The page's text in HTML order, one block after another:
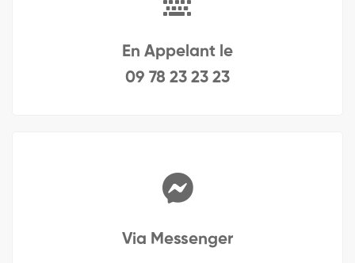
En Appelant le
09 78 23 23 23
Via Messenger